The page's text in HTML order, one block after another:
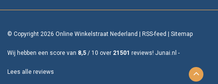
© Copyright 2026 Online Winkelstraat Nederland RSS-feed Sitemap
Wij hebben een score van 8,5 / 10 over 21501 reviews! Junai.nl -
Lees alle reviews